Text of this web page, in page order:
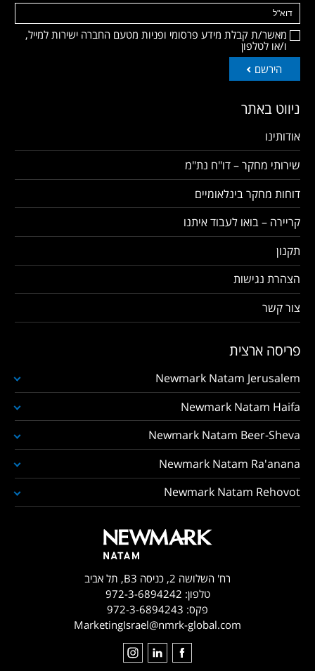
מאשר/ת קבלת מידע פרסומי ופניות מטעם החברה ישירות למייל,
ו/או לטלפון
הירשם
ניווט באתר
אודותינו
שירותי מחקר – דו"ח נת"מ
דוחות מחקר בינלאומיים
קריירה – בואו לעבוד איתנו
תקנון
הצהרת נגישות
צור קשר
פריסה ארצית
Newmark Natam Jerusalem
Newmark Natam Haifa
Newmark Natam Beer-Sheva
Newmark Natam Ra'anana
Newmark Natam Rehovot
רח' השלושה 2, כניסה B3, תל אביב
טלפון: 972-3-6894242
פקס: 972-3-6894243
MarketingIsrael@nmrk-global.com